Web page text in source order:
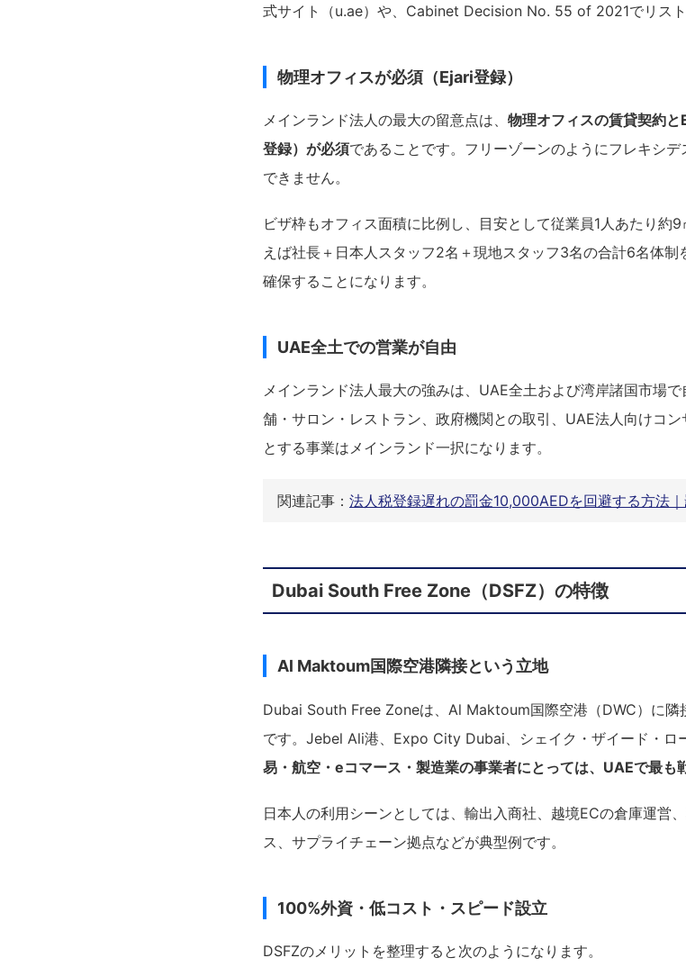
式サイト（u.ae）や、Cabinet Decision No. 55 of 2021でリスト
物理オフィスが必須（Ejari登録）
メインランド法人の最大の留意点は、 物理オフィスの賃貸契約
登録）が必須であることです。フリーゾーンのようにフレキシ
できません。
ビザ枠もオフィス面積に比例し、目安として従業員1人あたり約
えば社長＋日本人スタッフ2名＋現地スタッフ3名の合計6名体
確保することになります。
UAE全土での営業が自由
メインランド法人最大の強みは、UAE全土および湾岸諸国市場
舗・サロン・レストラン、政府機関との取引、UAE法人向けコ
とする事業はメインランド一択になります。
関連記事： 法人税登録遅れの罰金10,000AEDを回避する方法
Dubai South Free Zone（DSFZ）の特徴
Al Maktoum国際空港隣接という立地
Dubai South Free Zoneは、Al Maktoum国際空港（DWC）に隣
です。Jebel Ali港、Expo City Dubai、シェイク・ザイード・ロ
易・航空・eコマース・製造業の事業者にとっては、UAEで最も
日本人の利用シーンとしては、輸出入商社、越境ECの倉庫運営
ス、サプライチェーン拠点などが典型例です。
100%外資・低コスト・スピード設立
DSFZのメリットを整理すると次のようになります。